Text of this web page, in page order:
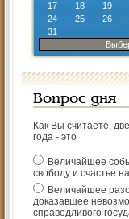
17
18 19
24
25 26
31
Вопрос дня
Как Вы считаете,
года - это
Величайшее
свободу и счастье
Величайшее
доказавшее
справедливого